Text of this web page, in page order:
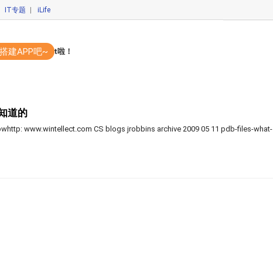
IT专题 iLife
发APP？你out啦！
建APP吧~
道的
www.wintellect.com CS blogs jrobbins archive 2009 05 11 pdb-files-what-